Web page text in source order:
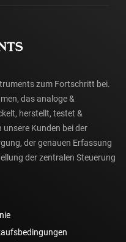
zum Fortschritt bei.
das analoge &
herstellt, testet &
Kunden bei der
der genauen Erfassung
der zentralen Steuerung